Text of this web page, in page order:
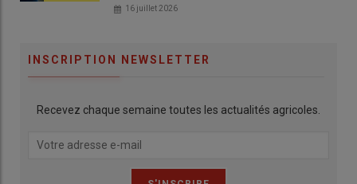
16 juillet 2026
INSCRIPTION NEWSLETTER
Recevez chaque semaine toutes les actualités agricoles.